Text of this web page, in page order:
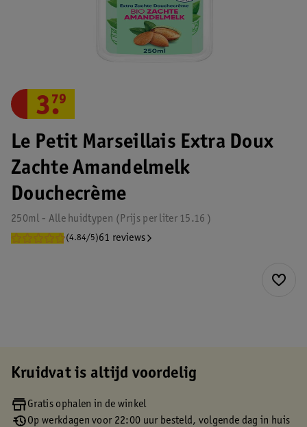
Le Petit Marseillais Extra Doux
Zachte Amandelmelk
Douchecrème
250ml - Alle huidtypen 15.16
Prijs per liter
(4.84/5)61 reviews
3.
79
Kruidvat is altijd voordelig
Gratis ophalen in de winkel
Op werkdagen voor 22:00 uur besteld, volgende dag in huis